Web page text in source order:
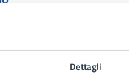
Dettagli